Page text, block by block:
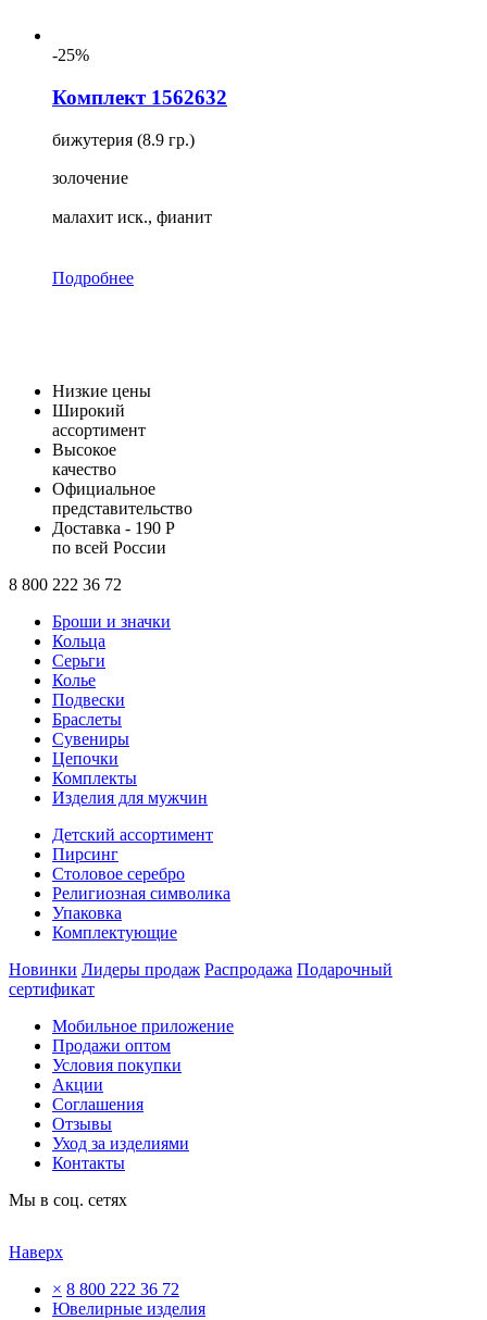
-25%
Комплект 1562632
бижутерия (8.9 гр.)
золочение
малахит иск., фианит
Подробнее
Низкие цены
Широкий
ассортимент
Высокое
качество
Официальное
представительство
Доставка - 190 Р
по всей России
8 800 222 36 72
Броши и значки
Кольца
Серьги
Колье
Подвески
Браслеты
Сувениры
Цепочки
Комплекты
Изделия для мужчин
Детский ассортимент
Пирсинг
Столовое серебро
Религиозная символика
Упаковка
Комплектующие
Новинки Лидеры продаж Распродажа Подарочный
сертификат
Мобильное приложение
Продажи оптом
Условия покупки
Акции
Соглашения
Отзывы
Уход за изделиями
Контакты
Мы в соц. сетях
Наверх
× 8 800 222 36 72
Ювелирные изделия